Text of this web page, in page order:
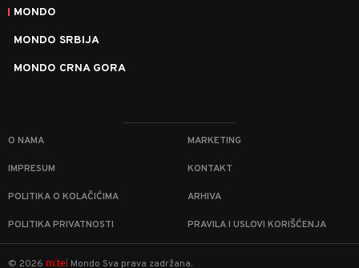
MONDO
MONDO SRBIJA
MONDO CRNA GORA
O NAMA MARKETING
IMPRESUM KONTAKT
POLITIKA O KOLAČIĆIMA ARHIVA
POLITIKA PRIVATNOSTI PRAVILA I USLOVI KORIŠĆENJA
© 2026 m:tel Mondo Sva prava zadržana.